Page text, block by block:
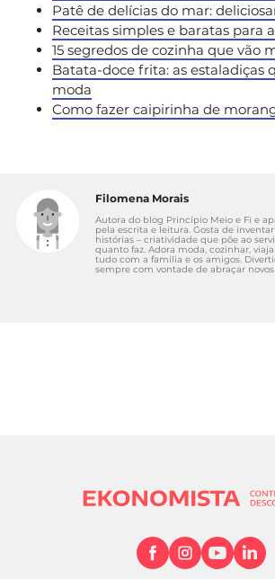
Patê de delícias do mar:
Receitas simples e baratas para
15 segredos de cozinha que vão
Batata-doce frita: as estaladiças
moda
Como fazer caipirinha de
Filomena Morais
Autora do blog Princípio Meio e Fi e
pela escrita e leitura. Gosta de
histórias – criatividade que põe ao
quanto faz. Adora moda, cozinhar,
tudo com a família e os amigos.
sempre com vontade de abraçar